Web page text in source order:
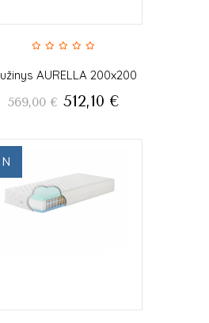
AURELLA 200x200
569,00 € 512,10 €
N